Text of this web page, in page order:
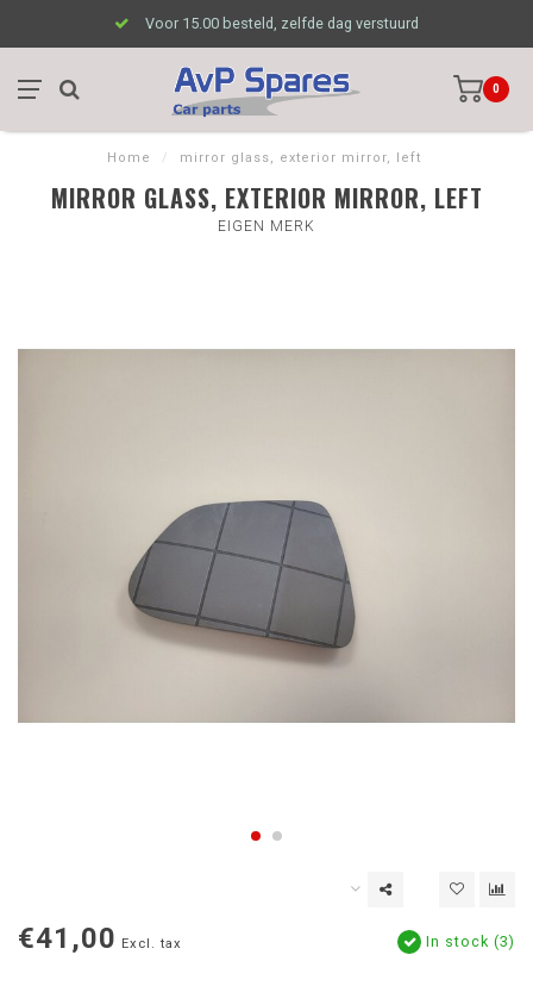
Voor 15.00 besteld, zelfde dag verstuurd
0
Home / mirror glass, exterior mirror, left
MIRROR GLASS, EXTERIOR MIRROR, LEFT
EIGEN MERK
€41,00 Excl. tax In stock (3)